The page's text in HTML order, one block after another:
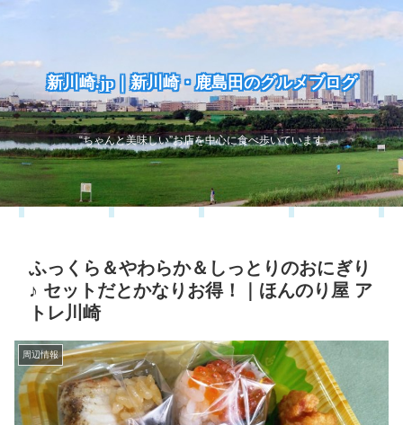
新川崎.jp｜新川崎・鹿島田のグルメブログ
“ちゃんと美味しい”お店を中心に食べ歩いています
ふっくら＆やわらか＆しっとりのおにぎり
♪ セットだとかなりお得！｜ほんのり屋 ア
トレ川崎
周辺情報